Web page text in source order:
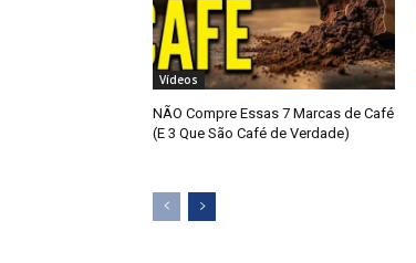
Vídeos
NÃO Compre Essas 7 Marcas de Café
(E 3 Que São Café de Verdade)